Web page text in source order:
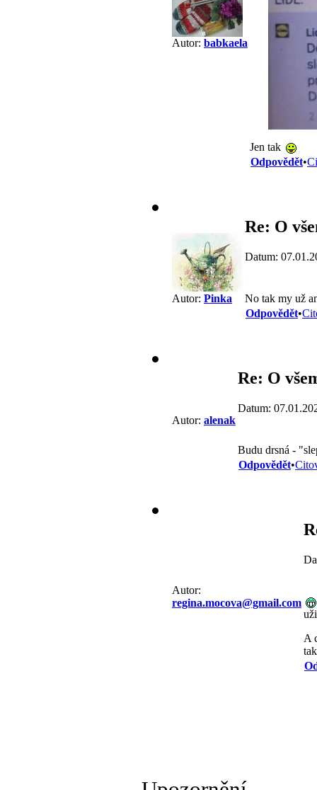
Autor: babkaela
Jen tak
Odpovědět•
Autor: Pinka
Re: O
Datum:
No tak my už
Odpovědět•
Autor: alenak
Re: O
Datum:
Budu drsná -
Odpovědět•
Autor:
regina.mocova@gmail.com
A